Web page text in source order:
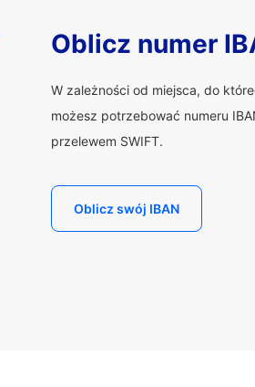
Oblicz numer
W zależności od miejsca, do
możesz potrzebować numeru
przelewem SWIFT.
Oblicz swój IBAN